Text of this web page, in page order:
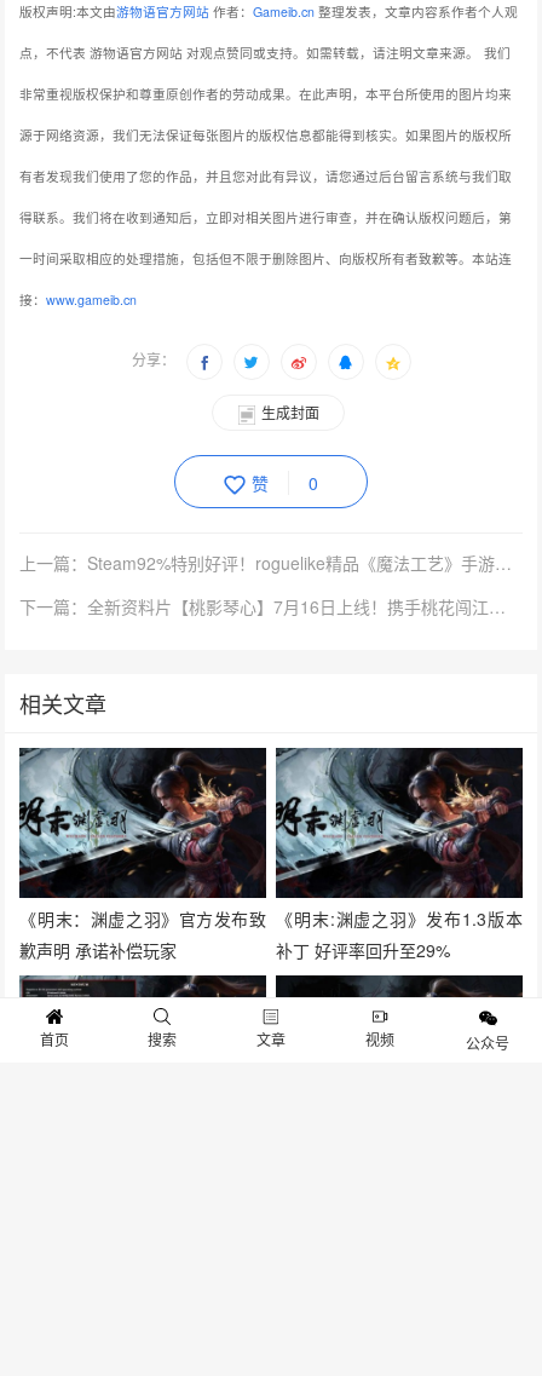
版权声明:本文由游物语官方网站 作者：Gameib.cn 整理发表，文章内容系作者个人观
点，不代表 游物语官方网站 对观点赞同或支持。如需转载，请注明文章来源。 我们
非常重视版权保护和尊重原创作者的劳动成果。在此声明，本平台所使用的图片均来
源于网络资源，我们无法保证每张图片的版权信息都能得到核实。如果图片的版权所
有者发现我们使用了您的作品，并且您对此有异议，请您通过后台留言系统与我们取
得联系。我们将在收到通知后，立即对相关图片进行审查，并在确认版权问题后，第
一时间采取相应的处理措施，包括但不限于删除图片、向版权所有者致歉等。本站连
接：www.gameib.cn
分享：
生成封面
赞 0
上一篇：Steam92%特别好评！roguelike精品《魔法工艺》手游版今日首曝开启预约
下一篇：全新资料片【桃影琴心】7月16日上线！携手桃花闯江湖！
相关文章
《明末：渊虚之羽》官方发布致
歉声明 承诺补偿玩家
《明末:渊虚之羽》发布1.3版本
补丁 好评率回升至29%
首页 搜索 文章 视频 公众号